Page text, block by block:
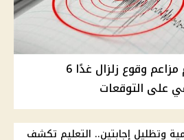
البحوث الفلكية تحسم مزاعم وقوع زلزال غدًا 6
على التوقعات
وتظليل إجابتين.. التعليم تكشف